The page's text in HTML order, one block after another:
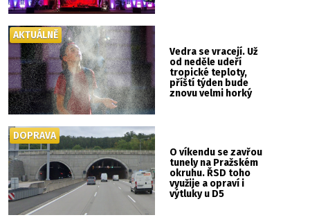
Vedra se vracejí. Už
od neděle udeří
tropické teploty,
příští týden bude
znovu velmi horký
AKTUÁLNĚ
O víkendu se zavřou
tunely na Pražském
okruhu. ŘSD toho
využije a opraví i
výtluky u D5
DOPRAVA